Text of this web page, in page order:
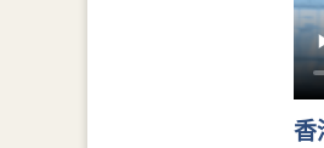
香